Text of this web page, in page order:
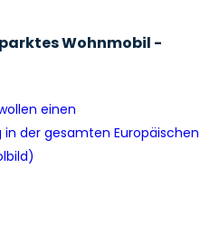
Wohnmobil -